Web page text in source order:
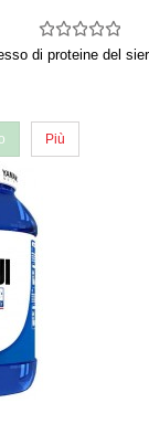
di proteine del
Più